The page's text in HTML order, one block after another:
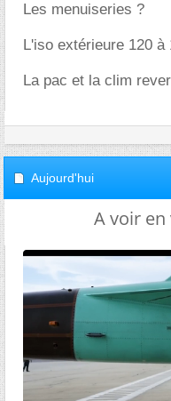
Les menuiseries ?
L'iso extérieure 120 à
La pac et la clim
Aujourd'hui
A voir